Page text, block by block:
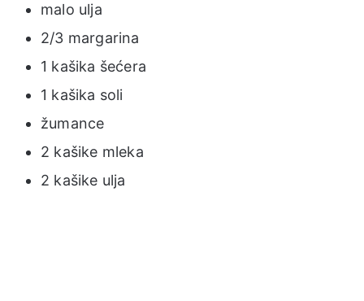
malo ulja
2/3 margarina
1 kašika šećera
1 kašika soli
žumance
2 kašike mleka
2 kašike ulja